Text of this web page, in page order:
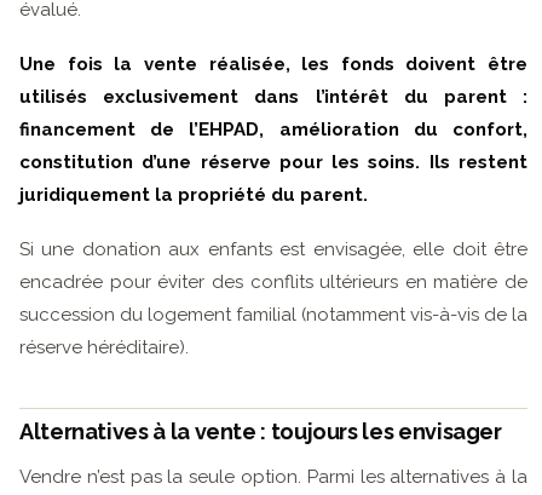
évalué.
Une fois la vente réalisée, les fonds doivent être
utilisés exclusivement dans l’intérêt du parent :
financement de l’EHPAD, amélioration du confort,
constitution d’une réserve pour les soins. Ils restent
juridiquement la propriété du parent.
Si une donation aux enfants est envisagée, elle doit être
encadrée pour éviter des conflits ultérieurs en matière de
succession du logement familial (notamment vis-à-vis de la
réserve héréditaire).
Alternatives à la vente : toujours les envisager
Vendre n’est pas la seule option. Parmi les alternatives à la